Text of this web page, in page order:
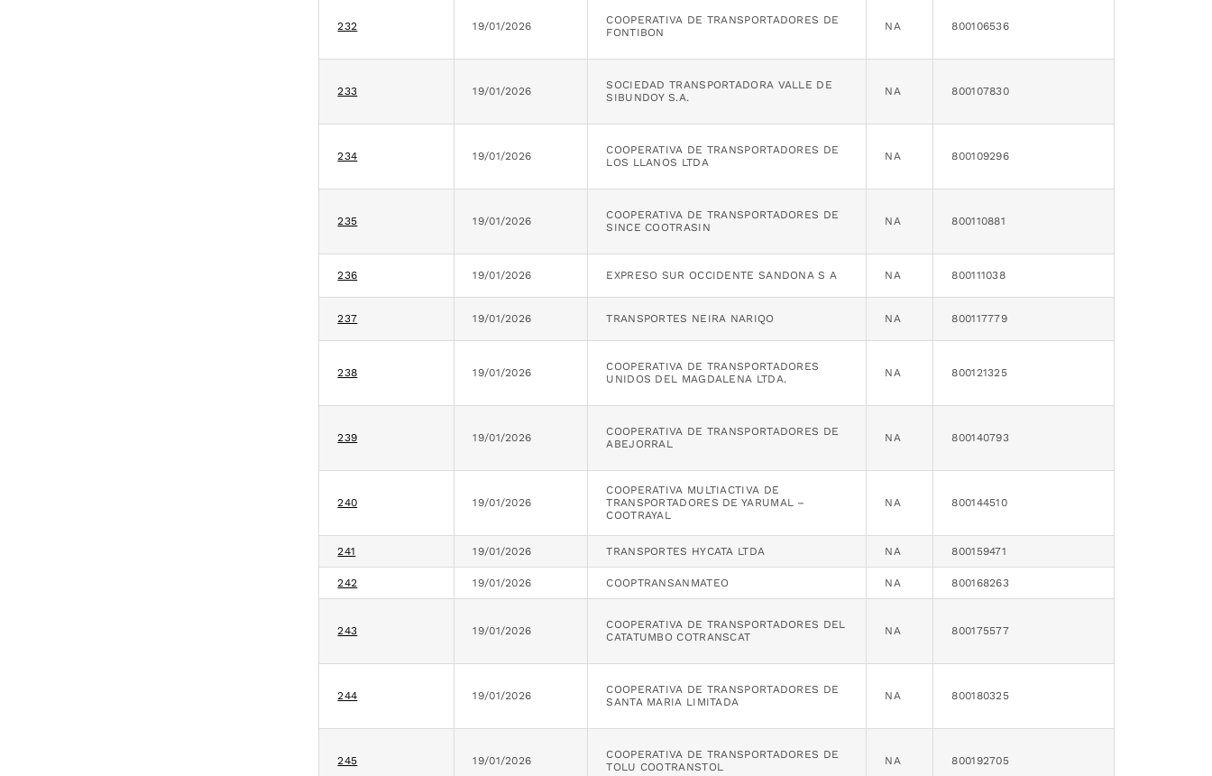
232 19/01/2026
COOPERATIVA DE TRANSPORTADORES DE
FONTIBON
NA 800106536
233 19/01/2026
SOCIEDAD TRANSPORTADORA VALLE DE
SIBUNDOY S.A.
NA 800107830
234 19/01/2026
COOPERATIVA DE TRANSPORTADORES DE
LOS LLANOS LTDA
NA 800109296
235 19/01/2026
COOPERATIVA DE TRANSPORTADORES DE
SINCE COOTRASIN
NA 800110881
236 19/01/2026 EXPRESO SUR OCCIDENTE SANDONA S A NA 800111038
237 19/01/2026 TRANSPORTES NEIRA NARIQO NA 800117779
238 19/01/2026
COOPERATIVA DE TRANSPORTADORES
UNIDOS DEL MAGDALENA LTDA.
NA 800121325
239 19/01/2026
COOPERATIVA DE TRANSPORTADORES DE
ABEJORRAL
NA 800140793
240 19/01/2026
COOPERATIVA MULTIACTIVA DE
TRANSPORTADORES DE YARUMAL –
COOTRAYAL
NA 800144510
241 19/01/2026 TRANSPORTES HYCATA LTDA NA 800159471
242 19/01/2026 COOPTRANSANMATEO NA 800168263
243 19/01/2026
COOPERATIVA DE TRANSPORTADORES DEL
CATATUMBO COTRANSCAT
NA 800175577
244 19/01/2026
COOPERATIVA DE TRANSPORTADORES DE
SANTA MARIA LIMITADA
NA 800180325
245 19/01/2026
COOPERATIVA DE TRANSPORTADORES DE
TOLU COOTRANSTOL
NA 800192705